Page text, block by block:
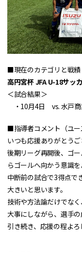
■現在のカテゴリと戦績
高円宮杯 JFA U-18サッ
＜試合結果＞
・10月4日 vs. 水戸
■指導者コメント（ユ
いつも応援ありがとうご
後期リーグ再開後、ゴ
らゴールへ向かう意識
中断前の試合で3得点で
大きいと思います。
技術や方法論だけでな
大事にしながら、選手
引き続き、応援の程よろ